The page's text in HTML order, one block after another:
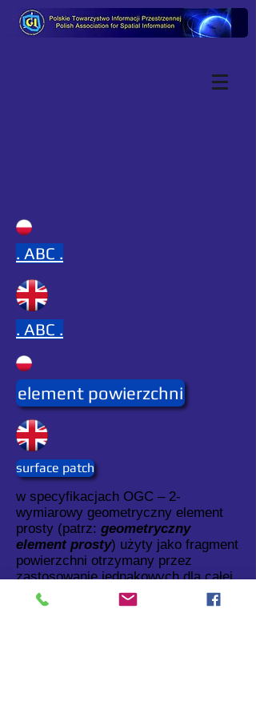
. ABC .
. ABC .
element powierzchni
surface patch
w specyfikacjach OGC – 2-
wymiarowy geometryczny element
prosty (patrz: geometryczny
element prosty) użyty jako fragment
powierzchni otrzymany przez
zastosowanie jednakowych dla całej
powierzchni metod definiowania i
interpolacji.